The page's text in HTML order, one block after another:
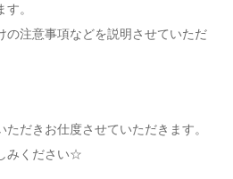
。
の注意事項などを説明させていただ
だきお仕度させていただきます。
みください☆